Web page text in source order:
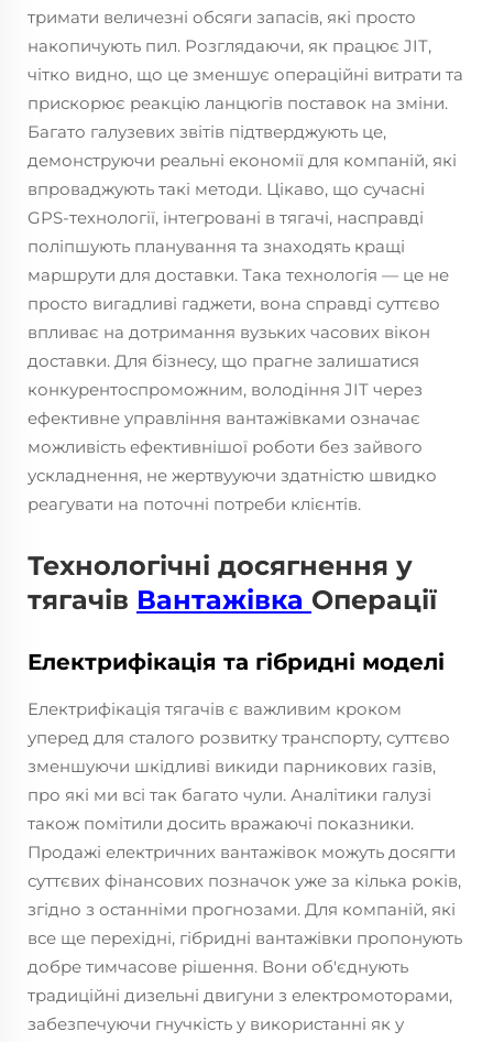
тримати величезні обсяги запасів, які просто
накопичують пил. Розглядаючи, як працює JIT,
чітко видно, що це зменшує операційні витрати та
прискорює реакцію ланцюгів поставок на зміни.
Багато галузевих звітів підтверджують це,
демонструючи реальні економії для компаній, які
впроваджують такі методи. Цікаво, що сучасні
GPS-технології, інтегровані в тягачі, насправді
поліпшують планування та знаходять кращі
маршрути для доставки. Така технологія — це не
просто вигадливі гаджети, вона справді суттєво
впливає на дотримання вузьких часових вікон
доставки. Для бізнесу, що прагне залишатися
конкурентоспроможним, володіння JIT через
ефективне управління вантажівками означає
можливість ефективнішої роботи без зайвого
ускладнення, не жертвууючи здатністю швидко
реагувати на поточні потреби клієнтів.
Технологічні досягнення у
тягачів Вантажівка Операції
Електрифікація та гібридні моделі
Електрифікація тягачів є важливим кроком
уперед для сталого розвитку транспорту, суттєво
зменшуючи шкідливі викиди парникових газів,
про які ми всі так багато чули. Аналітики галузі
також помітили досить вражаючі показники.
Продажі електричних вантажівок можуть досягти
суттєвих фінансових позначок уже за кілька років,
згідно з останніми прогнозами. Для компаній, які
все ще перехідні, гібридні вантажівки пропонують
добре тимчасове рішення. Вони об'єднують
традиційні дизельні двигуни з електромоторами,
забезпечуючи гнучкість у використанні як у